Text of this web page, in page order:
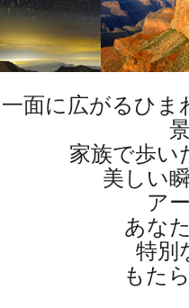
一面に広がるひま
家族で歩い
美しい
ア
あな
特別
もた